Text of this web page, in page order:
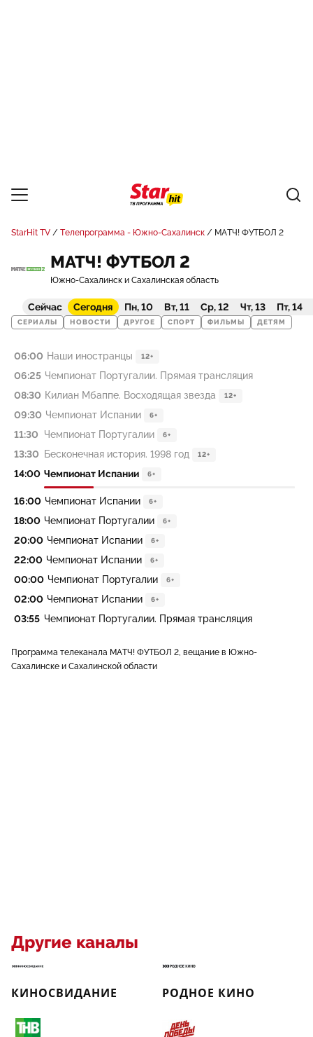
StarHit TV Телепрограмма - Южно-Сахалинск МАТЧ! ФУТБОЛ 2
МАТЧ! ФУТБОЛ 2
Южно-Сахалинск и Сахалинская область
Сейчас Сегодня Пн, 10 Вт, 11 Ср, 12 Чт, 13 Пт, 14
СЕРИАЛЫ НОВОСТИ ДРУГОЕ СПОРТ ФИЛЬМЫ ДЕТЯМ
06:00 Наши иностранцы 12+
06:25 Чемпионат Португалии. Прямая трансляция
08:30 Килиан Мбаппе. Восходящая звезда 12+
09:30 Чемпионат Испании 6+
11:30 Чемпионат Португалии 6+
13:30 Бесконечная история. 1998 год 12+
14:00 Чемпионат Испании 6+
16:00 Чемпионат Испании 6+
18:00 Чемпионат Португалии 6+
20:00 Чемпионат Испании 6+
22:00 Чемпионат Испании 6+
00:00 Чемпионат Португалии 6+
02:00 Чемпионат Испании 6+
03:55 Чемпионат Португалии. Прямая трансляция
Программа телеканала МАТЧ! ФУТБОЛ 2, вещание в Южно-
Сахалинске и Сахалинской области
Другие каналы
КИНОСВИДАНИЕ РОДНОЕ КИНО